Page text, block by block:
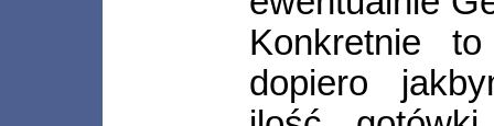
Konkretnie
dopiero